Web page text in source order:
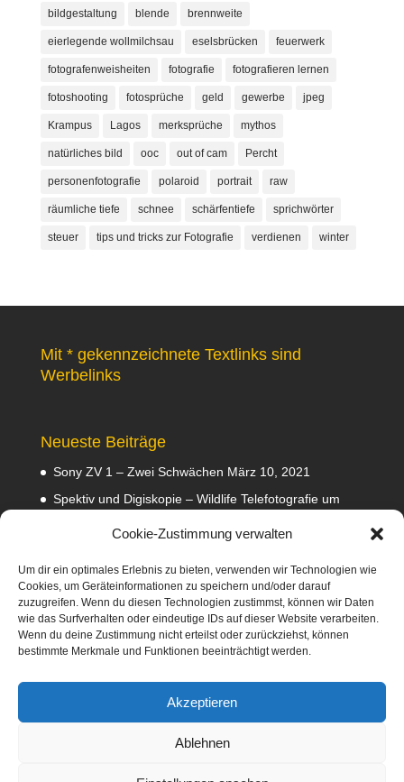
Cookie-Zustimmung verwalten
Um dir ein optimales Erlebnis zu bieten, verwenden wir Technologien wie
Cookies, um Geräteinformationen zu speichern und/oder darauf
zuzugreifen. Wenn du diesen Technologien zustimmst, können wir Daten
wie das Surfverhalten oder eindeutige IDs auf dieser Website verarbeiten.
Wenn du deine Zustimmung nicht erteilst oder zurückziehst, können
bestimmte Merkmale und Funktionen beeinträchtigt werden.
Akzeptieren
Ablehnen
bildgestaltung blende brennweite
eierlegende wollmilchsau eselsbrücken feuerwerk
fotografenweisheiten fotografie fotografieren lernen
fotoshooting fotosprüche geld gewerbe jpeg
Krampus Lagos merksprüche mythos
natürliches bild ooc out of cam Percht
personenfotografie polaroid portrait raw
räumliche tiefe schnee schärfentiefe sprichwörter
steuer tips und tricks zur Fotografie verdienen winter
Mit * gekennzeichnete Textlinks sind
Werbelinks
Neueste Beiträge
Sony ZV 1 – Zwei Schwächen März 10, 2021
Spektiv und Digiskopie – Wildlife Telefotografie um
2020
Empfehlungen Februar 8, 2020
Abmahnung wegen Fotos Januar 31, 2020
Diese Webseite nimmt am Amazon-Partnerprogramm
teil. Dabei verdiene ich an qualifizierten Verkäufen
mittels Platzierung von Werbeanzeigen und Werbelinks